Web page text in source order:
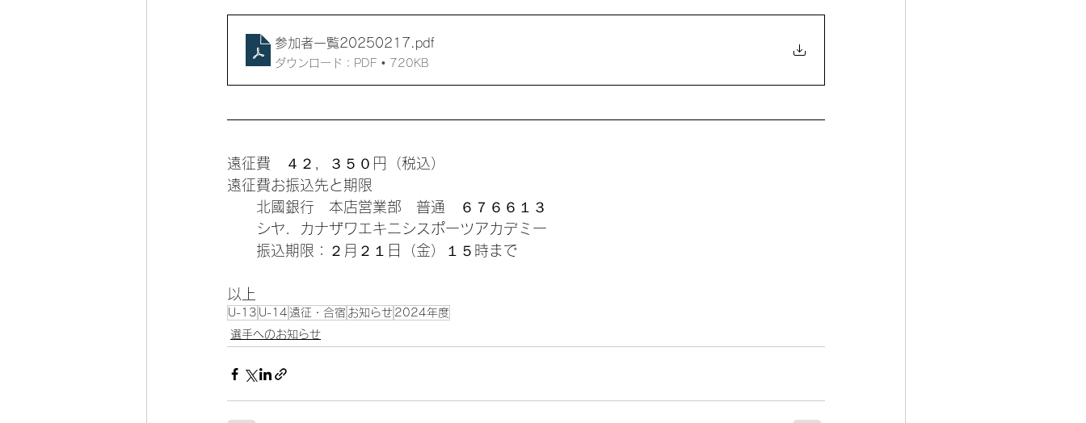
参加者一覧20250217 .pdf
ダウンロード：PDF • 720KB
遠征費　４２，３５０円（税込）
遠征費お振込先と期限
北國銀行　本店営業部　普通　６７６６１３
シヤ．カナザワエキニシスポーツアカデミー
振込期限：２月２１日（金）１５時まで
以上
U-13 U-14 遠征・合宿 お知らせ 2024年度
選手へのお知らせ